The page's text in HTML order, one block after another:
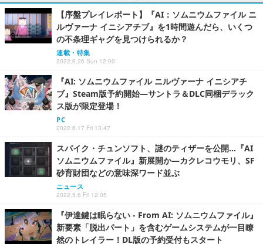
【序盤プレイレポート】『AI：ソムニウムファイル ニ
ルヴァーナ イニシアチブ』を1時間遊んだら、いくつ
の不条理ギャグを見つけられるか？
連載・特集
2022.6.26 Sun 12:00
『AI: ソムニウムファイル ニルヴァーナ イニシアチ
ブ』Steam版予約開始―サントラ＆DLC同梱デラック
ス版が限定登場！
PC
2022.6.17 Fri 13:47
スパイク・チュンソフト、謎のティザーを公開…『AI
ソムニウムファイル』新展開か―カクレコウモリ、SF
砂育財団などの意味深ワード並ぶ
ニュース
2022.5.6 Fri 12:05
『伊達鍵は眠らない - From AI: ソムニウムファイル』
新要素「脱出パート」を含むゲームシステムが一目瞭
然のトレイラー！DL版の予約受付もスタート